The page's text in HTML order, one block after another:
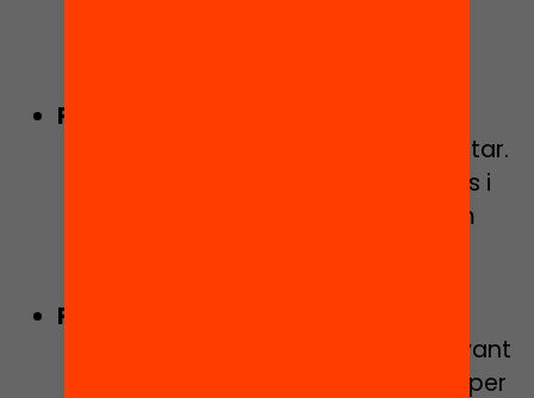
Preparar-nos com a professorat
Formar-nos sobre el tema a tractar.
Reflexionar sobre els propis valors i
els possibles biaixos que puguem
Preparar el tema
Escollir un tema socialment rellevant
i alhora significatiu i controvertit per